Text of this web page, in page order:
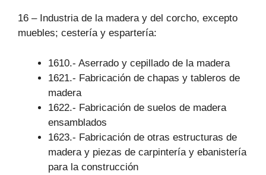
16 – Industria de la madera y del corcho, excepto
muebles; cestería y espartería:
1610.- Aserrado y cepillado de la madera
1621.- Fabricación de chapas y tableros de
madera
1622.- Fabricación de suelos de madera
ensamblados
1623.- Fabricación de otras estructuras de
madera y piezas de carpintería y ebanistería
para la construcción